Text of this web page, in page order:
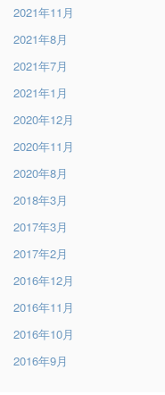
2021年11月
2021年8月
2021年7月
2021年1月
2020年12月
2020年11月
2020年8月
2018年3月
2017年3月
2017年2月
2016年12月
2016年11月
2016年10月
2016年9月